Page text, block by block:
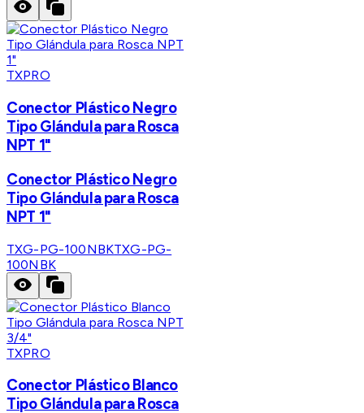
TXPRO
Conector Plástico Negro
Tipo Glándula para Rosca
NPT 1"
Conector Plástico Negro
Tipo Glándula para Rosca
NPT 1"
TXG-PG-100NBKTXG-PG-
100NBK
TXPRO
Conector Plástico Blanco
Tipo Glándula para Rosca